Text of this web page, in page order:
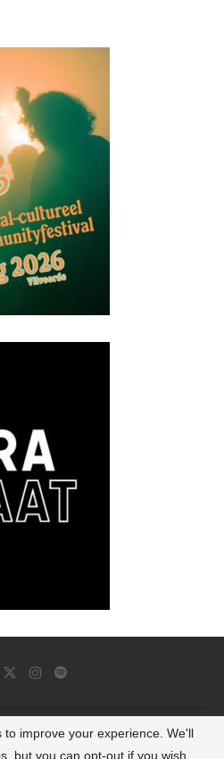
Dash All Rights Reserved
to improve your experience. We'll
but you can opt-out if you wish.